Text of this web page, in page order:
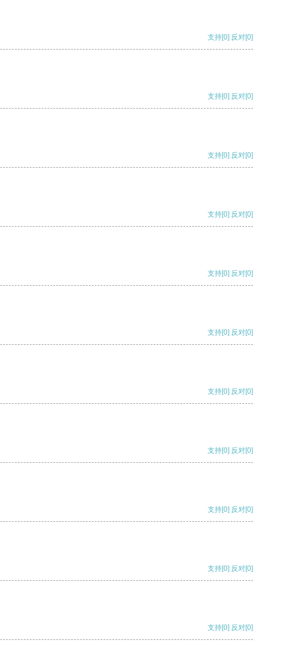
支持[0] 反对[0]
支持[0] 反对[0]
支持[0] 反对[0]
支持[0] 反对[0]
支持[0] 反对[0]
支持[0] 反对[0]
支持[0] 反对[0]
支持[0] 反对[0]
支持[0] 反对[0]
支持[0] 反对[0]
支持[0] 反对[0]